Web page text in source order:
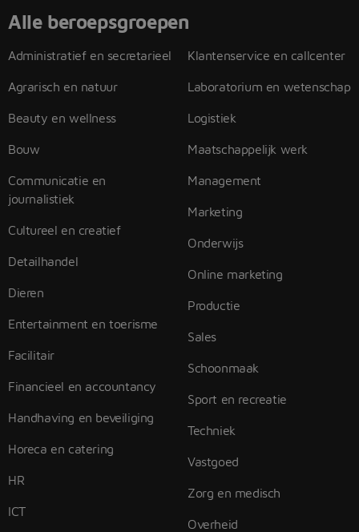
Alle beroepsgroepen
Administratief en secretarieel
Agrarisch en natuur
Beauty en wellness
Bouw
Communicatie en
journalistiek
Cultureel en creatief
Detailhandel
Dieren
Entertainment en toerisme
Facilitair
Financieel en accountancy
Handhaving en beveiliging
Horeca en catering
HR
ICT
Klantenservice en callcenter
Laboratorium en wetenschap
Logistiek
Maatschappelijk werk
Management
Marketing
Onderwijs
Online marketing
Productie
Sales
Schoonmaak
Sport en recreatie
Techniek
Vastgoed
Zorg en medisch
Overheid